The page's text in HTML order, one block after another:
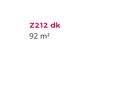
Z212 dk
92 m²